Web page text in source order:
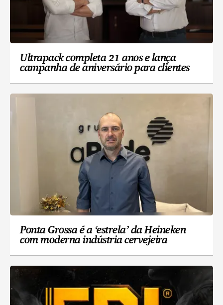
Ultrapack completa 21 anos e lança
campanha de aniversário para clientes
Ponta Grossa é a ‘estrela’ da Heineken
com moderna indústria cervejeira